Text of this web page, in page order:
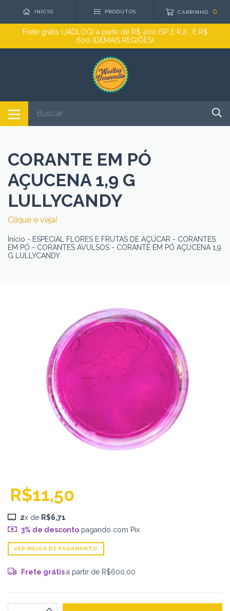
INÍCIO PRODUTOS CARRINHO 0
Frete grátis (JADLOG) a partir de R$ 400 (SP E RJ) , E R$
600 (DEMAIS REGIÕES)
CORANTE EM PÓ
AÇUCENA 1,9 G
LULLYCANDY
Clique e veja!
Início - ESPECIAL FLORES E FRUTAS DE AÇÚCAR - CORANTES
EM PÓ - CORANTES AVULSOS - CORANTE EM PÓ AÇUCENA 1,9
G LULLYCANDY
R$11,50
2x de R$6,71
3% de descontopagando com Pix
VER MEIOS DE PAGAMENTO
Frete grátisa partir de R$600,00